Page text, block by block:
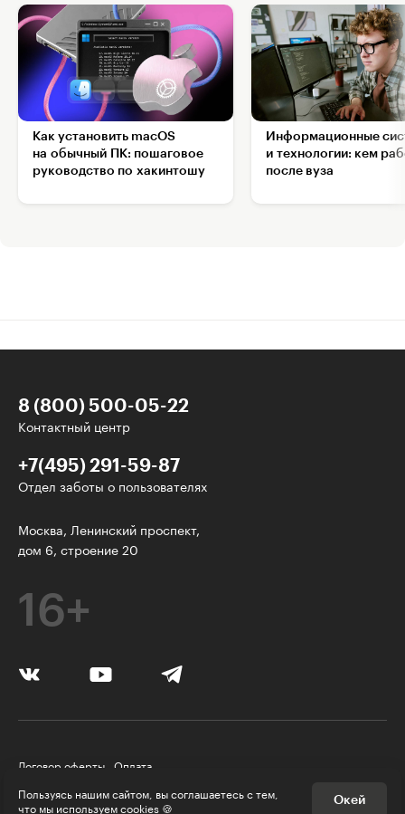
Как установить macOS
на обычный ПК: пошаговое
руководство по хакинтошу
Информационные
и технологии: кем
после вуза
8 (800) 500-05-22
Контактный центр
+7(495) 291-59-87
Отдел заботы о пользователях
Москва, Ленинский проспект,
дом 6, строение 20
16+
© Skillbox, 2026
Договор оферты Оплата
Политика конфиденциальности
Пользуясь нашим сайтом, вы соглашаетесь с тем,
что мы используем cookies 🍪 Окей
Интересное - на почту!
Выберите тему рассылки
Дизайн
Программирование